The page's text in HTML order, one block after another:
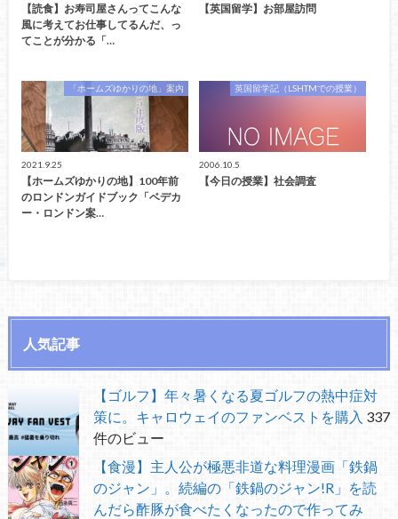
【読食】お寿司屋さんってこんな
風に考えてお仕事してるんだ、っ
てことが分かる「…
【英国留学】お部屋訪問
「ホームズゆかりの地」案内
2021.9.25
【ホームズゆかりの地】100年前
のロンドンガイドブック「ベデカ
ー・ロンドン案…
英国留学記（LSHTMでの授業）
2006.10.5
【今日の授業】社会調査
人気記事
【ゴルフ】年々暑くなる夏ゴルフの熱中症対
策に。キャロウェイのファンベストを購入 337
件のビュー
【食漫】主人公が極悪非道な料理漫画「鉄鍋
のジャン」。続編の「鉄鍋のジャン!R」を読
んだら酢豚が食べたくなったので作ってみ